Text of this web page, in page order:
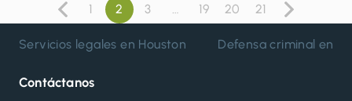
Paginación
de
Anterior
1 2 3 … 19 20 21
Siguiente
Servicios legales en Houston
Defensa criminal en
Contáctanos